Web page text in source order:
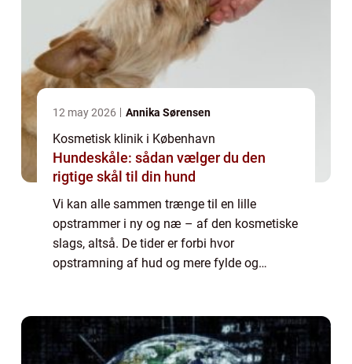
12 may 2026 Annika Sørensen
Kosmetisk klinik i København
Hundeskåle: sådan vælger du den
rigtige skål til din hund
Vi kan alle sammen trænge til en lille
opstrammer i ny og næ – af den kosmetiske
slags, altså. De tider er forbi hvor
opstramning af hud og mere fylde og
med unaturlige r...